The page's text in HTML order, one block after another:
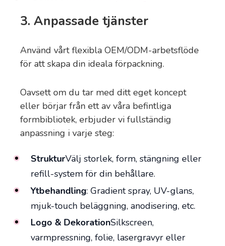
3. Anpassade tjänster
Använd vårt flexibla OEM/ODM-arbetsflöde
för att skapa din ideala förpackning.
Oavsett om du tar med ditt eget koncept
eller börjar från ett av våra befintliga
formbibliotek, erbjuder vi fullständig
anpassning i varje steg:
StrukturVälj storlek, form, stängning eller
refill-system för din behållare.
Ytbehandling: Gradient spray, UV-glans,
mjuk-touch beläggning, anodisering, etc.
Logo & DekorationSilkscreen,
varmpressning, folie, lasergravyr eller